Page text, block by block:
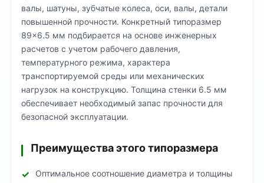
валы, шатуны, зубчатые колеса, оси, валы, детали
повышенной прочности. Конкретный типоразмер
89×6.5 мм подбирается на основе инженерных
расчетов с учетом рабочего давления,
температурного режима, характера
транспортируемой среды или механических
нагрузок на конструкцию. Толщина стенки 6.5 мм
обеспечивает необходимый запас прочности для
безопасной эксплуатации.
Преимущества этого типоразмера
Оптимальное соотношение диаметра и толщины